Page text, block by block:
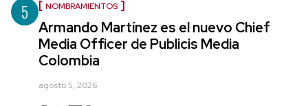
5 NOMBRAMIENTOS
Armando Martínez es el nuevo Chief
Media Officer de Publicis Media
Colombia
agosto 5, 2026